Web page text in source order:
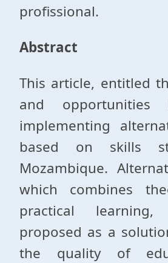
profissional.
Abstract
This article, entitled
and opportunities
implementing
based on skills
Mozambique.
which combines
practical
proposed as a
the quality of